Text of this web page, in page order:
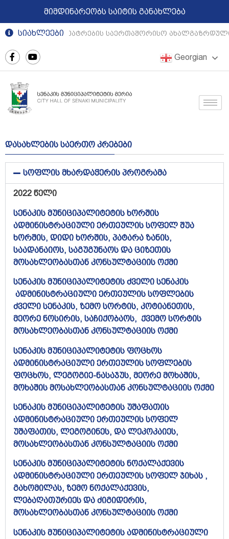
მიმდინარეობს საიტის განახლება
სიახლეები
რეგიონული თეატრების საერთაშორისო ახალგაზრდული
Georgian
დასახლების საერთო კრებები
სოფლის მხარდაჭერის პროგრამა
2022 წელი
სენაკის მუნიციპალიტეტის ხორშის
ადმინისტრაციული ერთეულის სოფელ შუა
ხორშის, დიდი ხორშის, პატარა ზანის,
საადანაიოს, საგუგუნაოს და ციზეთის
მოსახლეობასთან კონსულტაციის ოქმი
სენაკის მუნიციპალიტეტის ძველი სენაკის
ადმინისტრაციული ერთეულის სოფლების
ძველი სენაკის, ზემო სორტის, კოტიანეთის,
მეორე ნოსირის, საჩიქობაოს, ქვემო სორტის
მოსახლეობასთან კონსულტაციის ოქმი
სენაკის მუნიციპალიტეტის ფოცხოს
ადმინისტრაციული ერთეულის სოფლების
ფოცხოს, ლეგოგიე-ნასაჯუს, მეორე მოხაშის,
მოხაშის მოსახლეობასთან კონსულტაციის ოქმი
სენაკის მუნიციპალიტეტის უშაფათის
ადმინისტრაციული ერთეულის სოფელ
უშაფათის, ლეგოგინეს, და ლეკოკაიეს,
მოსახლეობასთან კონსულტაციის ოქმი​
სენაკის მუნიციპალიტეტის ნოქალაქევის
ადმინისტრაციული ერთეულის სოფელ ჯიხას ,
გახომილას, ზემო ნოქალაქევის,
ლებაღათურიეს და ძიგიდერის,
მოსახლეობასთან კონსულტაციის ოქმი​
სენაკის მუნიციპალიტეტის ადმინისტრაციული